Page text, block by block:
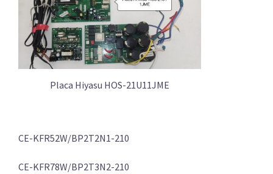
Placa Hiyasu HOS-21U11JME
CE-KFR52W/BP2T2N1-210
CE-KFR78W/BP2T3N2-210